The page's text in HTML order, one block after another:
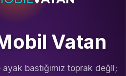
Vatan
bastığımız toprak değil;